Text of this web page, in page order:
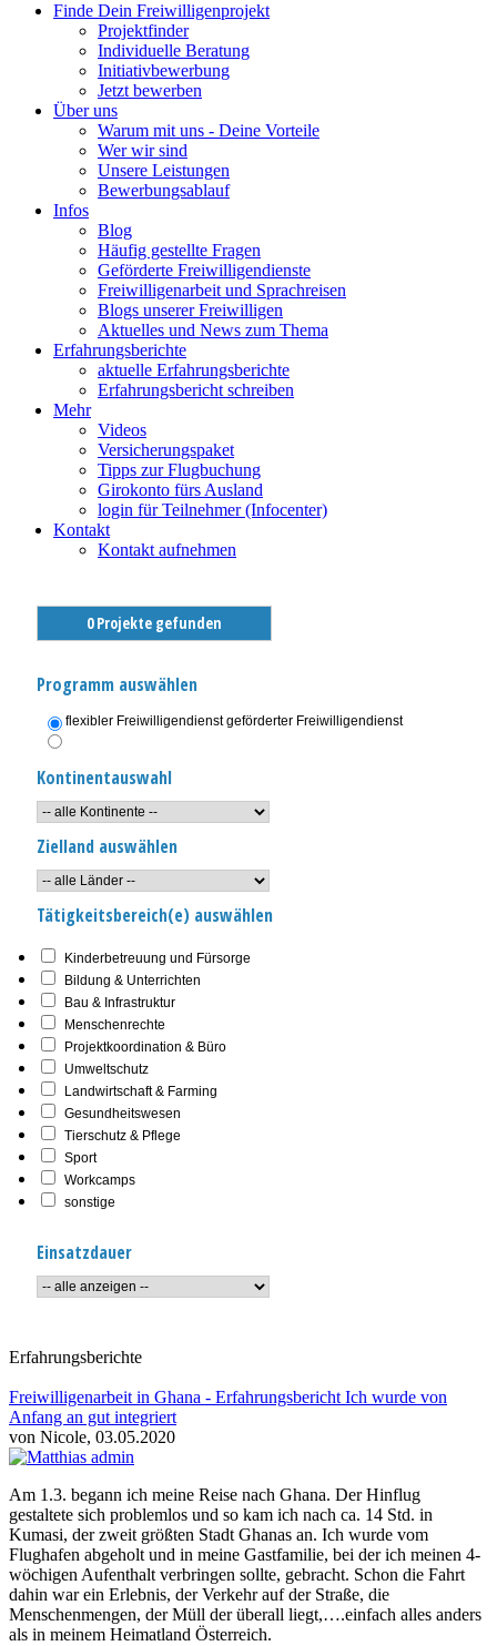
Finde Dein Freiwilligenprojekt
Projektfinder
Individuelle Beratung
Initiativbewerbung
Jetzt bewerben
Über uns
Warum mit uns - Deine Vorteile
Wer wir sind
Unsere Leistungen
Bewerbungsablauf
Infos
Blog
Häufig gestellte Fragen
Geförderte Freiwilligendienste
Freiwilligenarbeit und Sprachreisen
Blogs unserer Freiwilligen
Aktuelles und News zum Thema
Erfahrungsberichte
aktuelle Erfahrungsberichte
Erfahrungsbericht schreiben
Mehr
Videos
Versicherungspaket
Tipps zur Flugbuchung
Girokonto fürs Ausland
login für Teilnehmer (Infocenter)
Kontakt
Kontakt aufnehmen
0 Projekte gefunden
Programm auswählen
flexibler Freiwilligendienst geförderter Freiwilligendienst
Kontinentauswahl
Zielland auswählen
Tätigkeitsbereich(e) auswählen
Kinderbetreuung und Fürsorge
Bildung & Unterrichten
Bau & Infrastruktur
Menschenrechte
Projektkoordination & Büro
Umweltschutz
Landwirtschaft & Farming
Gesundheitswesen
Tierschutz & Pflege
Sport
Workcamps
sonstige
Einsatzdauer
Erfahrungsberichte
Freiwilligenarbeit in Ghana - Erfahrungsbericht Ich wurde von
Anfang an gut integriert
von Nicole, 03.05.2020
Am 1.3. begann ich meine Reise nach Ghana. Der Hinflug
gestaltete sich problemlos und so kam ich nach ca. 14 Std. in
Kumasi, der zweit größten Stadt Ghanas an. Ich wurde vom
Flughafen abgeholt und in meine Gastfamilie, bei der ich meinen 4-
wöchigen Aufenthalt verbringen sollte, gebracht. Schon die Fahrt
dahin war ein Erlebnis, der Verkehr auf der Straße, die
Menschenmengen, der Müll der überall liegt,….einfach alles anders
als in meinem Heimatland Österreich.